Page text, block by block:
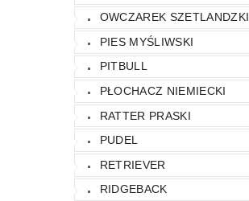
OWCZAREK SZETLANDZKI
PIES MYŚLIWSKI
PITBULL
PŁOCHACZ NIEMIECKI
RATTER PRASKI
PUDEL
RETRIEVER
RIDGEBACK